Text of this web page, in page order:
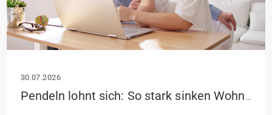
30.07.2026
Pendeln lohnt sich: So stark sinken Wohnungspreise im Umland